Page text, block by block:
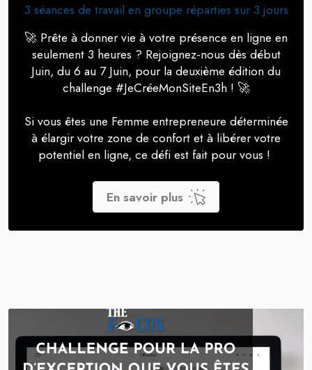
3 séances de travail en groupe réparties sur 3 jours
🚀 Prête à donner vie à votre présence en ligne en
seulement 3 heures ? Rejoignez-nous dès début
Juin, du 6 au 7 Juin, pour la deuxième édition du
challenge #JeCréeMonSiteEn3h ! 🚀
Si vous êtes une Femme entrepreneure déterminée
à élargir votre zone de confort et à libérer votre
potentiel en ligne, ce défi est fait pour vous !
En savoir plus